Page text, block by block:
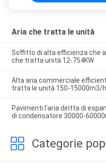
Aria che tratta le unità
Soffitto di alta efficienza che
che tratta unità 12-754KW
Alta aria commerciale
tratta le unità 150-15000m3/h
Pavimenti l'aria diritta di
di condensatore 30000-
Categorie